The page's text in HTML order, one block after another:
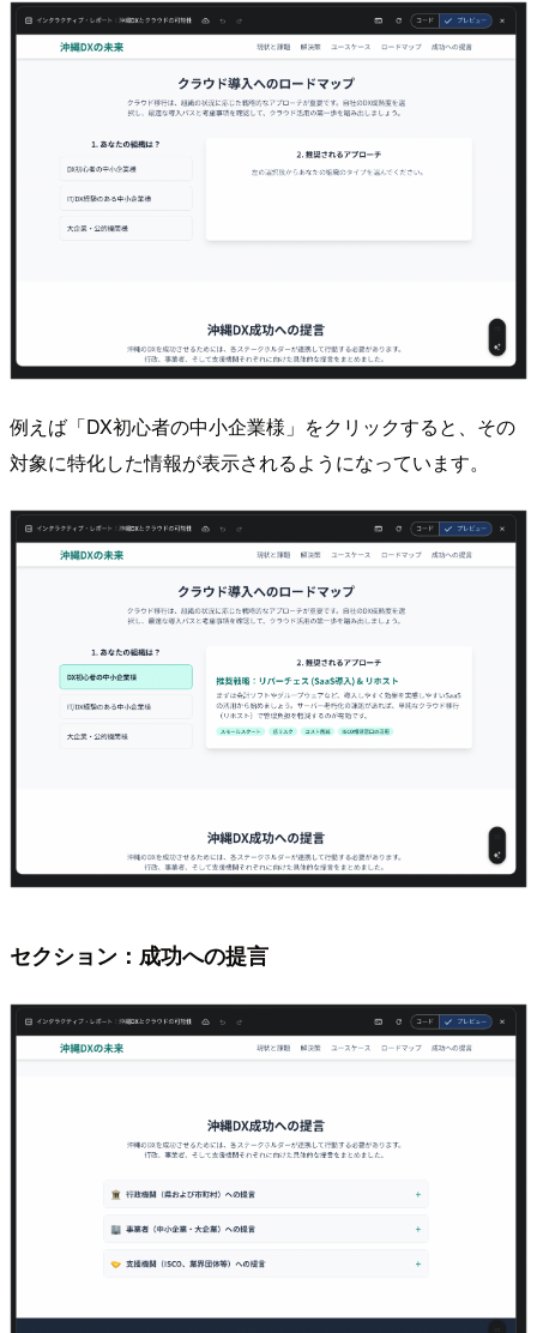
例えば「DX初心者の中小企業様」をクリックすると、その
対象に特化した情報が表示されるようになっています。
セクション：成功への提言